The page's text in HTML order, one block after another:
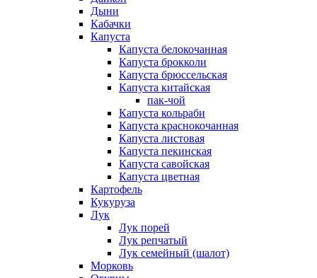
Дыни
Кабачки
Капуста
Капуста белокочанная
Капуста брокколи
Капуста брюссельская
Капуста китайская
пак-чой
Капуста кольраби
Капуста краснокочанная
Капуста листовая
Капуста пекинская
Капуста савойская
Капуста цветная
Картофель
Кукуруза
Лук
Лук порей
Лук репчатый
Лук семейный (шалот)
Морковь